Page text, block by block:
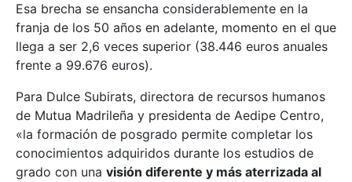
Esa brecha se ensancha considerablemente en la
franja de los 50 años en adelante, momento en el que
llega a ser 2,6 veces superior (38.446 euros anuales
frente a 99.676 euros).
Para Dulce Subirats, directora de recursos humanos
de Mutua Madrileña y presidenta de Aedipe Centro,
«la formación de posgrado permite completar los
conocimientos adquiridos durante los estudios de
grado con una visión diferente y más aterrizada al